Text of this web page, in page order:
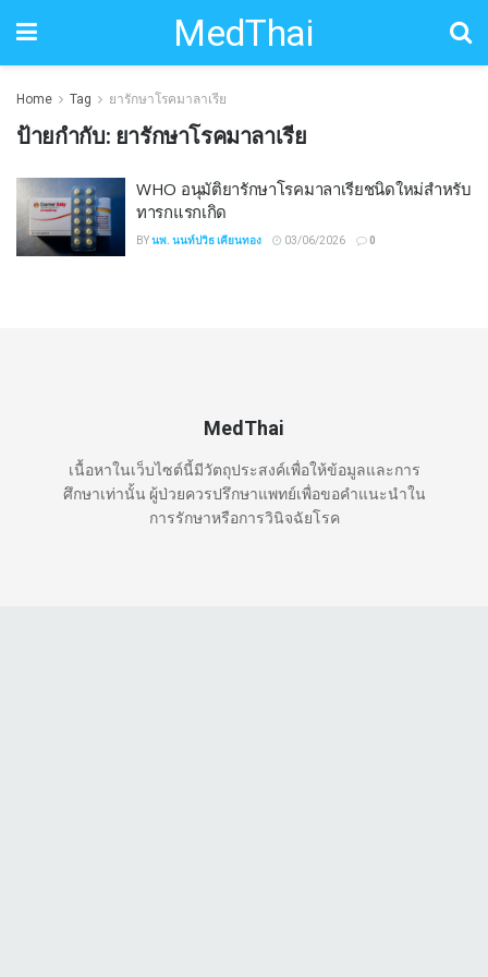
MedThai
Home Tag ยารักษาโรคมาลาเรีย
ป้ายกำกับ: ยารักษาโรคมาลาเรีย
WHO อนุมัติยารักษาโรคมาลาเรียชนิดใหม่สำหรับ
ทารกแรกเกิด
BYนพ. นนท์ปวิธ เคียนทอง 03/06/2026 0
MedThai
เนื้อหาในเว็บไซต์นี้มีวัตถุประสงค์เพื่อให้ข้อมูลและการ
ศึกษาเท่านั้น ผู้ป่วยควรปรึกษาแพทย์เพื่อขอคำแนะนำใน
การรักษาหรือการวินิจฉัยโรค